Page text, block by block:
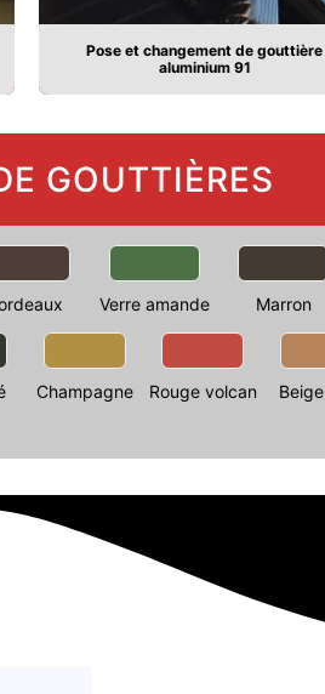
Pose et changement de gouttière
aluminium 91
GOUTTIÈRES
Verre amande Marron
Champagne Rouge volcan